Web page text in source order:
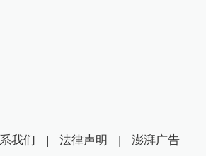
我们 | 法律声明 | 澎湃广告